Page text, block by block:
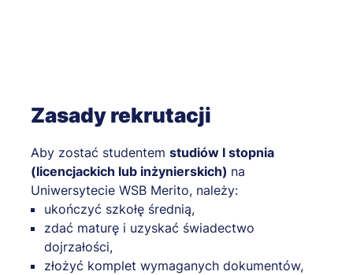
Zasady rekrutacji
Aby zostać studentem studiów I stopnia
(licencjackich lub inżynierskich) na
Uniwersytecie WSB Merito, należy:
ukończyć szkołę średnią,
zdać maturę i uzyskać świadectwo
dojrzałości,
złożyć komplet wymaganych dokumentów,